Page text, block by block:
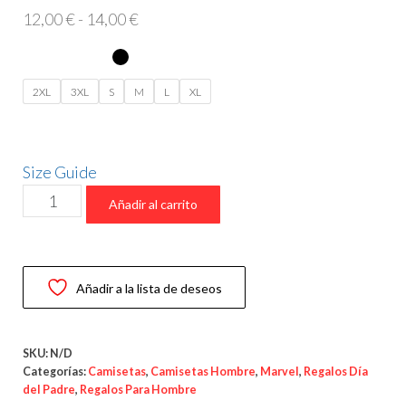
12,00€- 14,00€
desde
2XL 3XL S M L XL
Size Guide
Camiseta
“El
Papá
–
Edición
Capitán
Añadir al carrito
Añadir a la lista de deseos
SKU: N/D
Categorías: Camisetas, Camisetas Hombre, Marvel , Regalos Día
del Padre, Regalos Para Hombre